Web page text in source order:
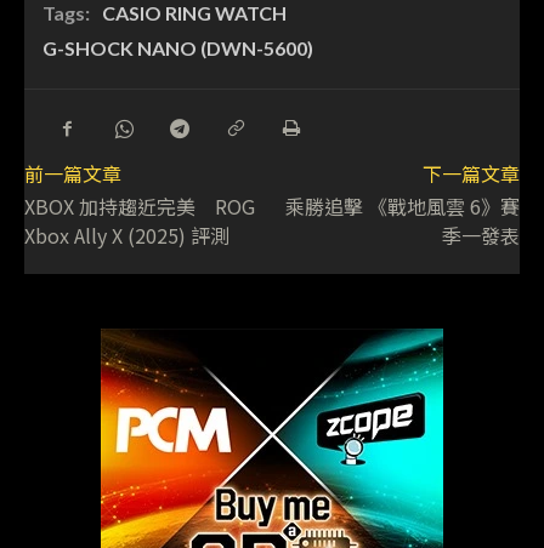
Tags:
CASIO RING WATCH
G-SHOCK NANO (DWN-5600)
前一篇文章
XBOX 加持趨近完美 ROG
Xbox Ally X (2025) 評測
下一篇文章
乘勝追擊 《戰地風雲 6》賽
季一發表